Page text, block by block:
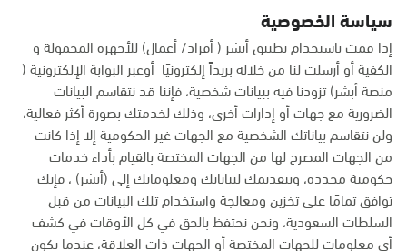
سياسة الخصوصية
إذا قمت باستخدام تطبيق أبشر ( أفراد/ أعمال) للأجهزة المحمولة و
الكفية أو أرسلت لنا من خلاله بريداً إلكترونيًا أوعبر البوابة الإلكترونية (
منصة أبشر) تزودنا فيه ببيانات شخصية، فإننا قد نتقاسم البيانات
الضرورية مع جهات أو إدارات أخرى، وذلك لخدمتك بصورة أكثر فعالية،
ولن نتقاسم بياناتك الشخصية مع الجهات غير الحكومية إلا إذا كانت
من الجهات المصرح لها من الجهات المختصة بالقيام بأداء خدمات
حكومية محددة، وبتقديمك لبياناتك ومعلوماتك إلى (أبشر) ، فإنك
توافق تمامًا على تخزين ومعالجة واستخدام تلك البيانات من قبل
السلطات السعودية، ونحن نحتفظ بالحق في كل الأوقات في كشف
أي معلومات للجهات المختصة أو الجهات ذات العلاقة، عندما يكون